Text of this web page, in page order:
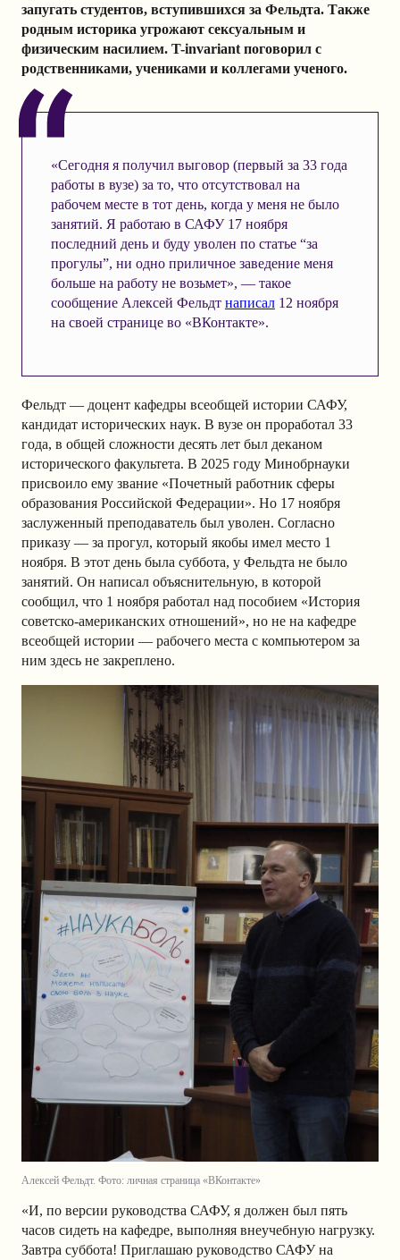
запугать студентов, вступившихся за Фельдта. Также
родным историка угрожают сексуальным и
физическим насилием. T-invariant поговорил с
родственниками, учениками и коллегами ученого.
«Сегодня я получил выговор (первый за 33 года
работы в вузе) за то, что отсутствовал на
рабочем месте в тот день, когда у меня не было
занятий. Я работаю в САФУ 17 ноября
последний день и буду уволен по статье “за
прогулы”, ни одно приличное заведение меня
больше на работу не возьмет», — такое
сообщение Алексей Фельдт написал12 ноября
на своей странице во «ВКонтакте».
Фельдт — доцент кафедры всеобщей истории САФУ,
кандидат исторических наук. В вузе он проработал 33
года, в общей сложности десять лет был деканом
исторического факультета. В 2025 году Минобрнауки
присвоило ему звание «Почетный работник сферы
образования Российской Федерации». Но 17 ноября
заслуженный преподаватель был уволен. Согласно
приказу — за прогул, который якобы имел место 1
ноября. В этот день была суббота, у Фельдта не было
занятий. Он написал объяснительную, в которой
сообщил, что 1 ноября работал над пособием «История
советско-американских отношений», но не на кафедре
всеобщей истории — рабочего места с компьютером за
ним здесь не закреплено.
Алексей Фельдт. Фото: личная страница «ВКонтакте»
«И, по версии руководства САФУ, я должен был пять
часов сидеть на кафедре, выполняя внеучебную нагрузку.
Завтра суббота! Приглашаю руководство САФУ на